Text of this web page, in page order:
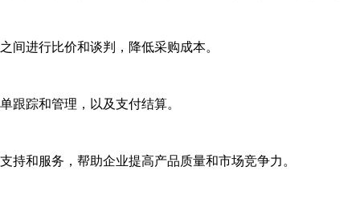
间进行比价和谈判，降低采购成本。
跟踪和管理，以及支付结算。
持和服务，帮助企业提高产品质量和市场竞争力。